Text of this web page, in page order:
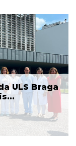
ULS Braga